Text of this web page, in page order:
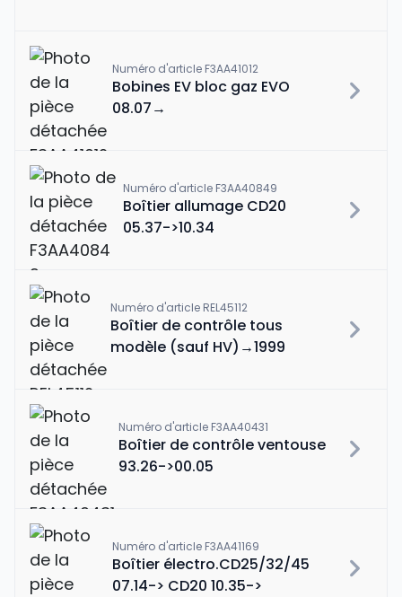
Numéro d'article F3AA41012
Bobines EV bloc gaz EVO
08.07→
Numéro d'article F3AA40849
Boîtier allumage CD20
05.37->10.34
Numéro d'article REL45112
Boîtier de contrôle tous
modèle (sauf HV)→1999
Numéro d'article F3AA40431
Boîtier de contrôle ventouse
93.26->00.05
Numéro d'article F3AA41169
Boîtier électro.CD25/32/45
07.14-> CD20 10.35->